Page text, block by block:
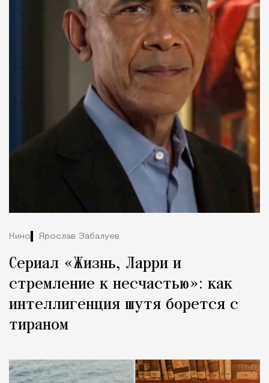
Кино Ярослав Забалуев
Сериал «Жизнь, Ларри и
стремление к несчастью»: как
интеллигенция шутя борется с
тираном